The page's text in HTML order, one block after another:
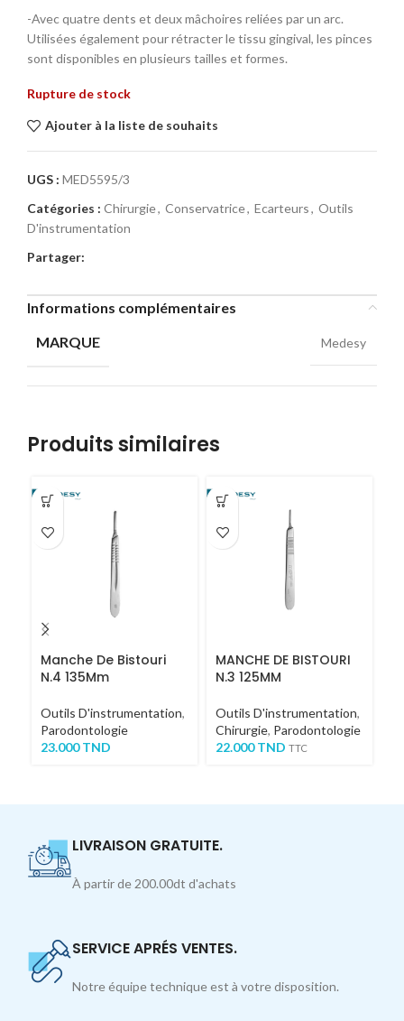
-Avec quatre dents et deux mâchoires reliées par un arc.
Utilisées également pour rétracter le tissu gingival, les pinces
sont disponibles en plusieurs tailles et formes.
Rupture de stock
Ajouter à la liste de souhaits
UGS : MED5595/3
Catégories : Chirurgie, Conservatrice, Ecarteurs, Outils
D'instrumentation
Partager:
Informations complémentaires
MARQUE
Medesy
Produits similaires
Manche De Bistouri
N.4 135Mm
Outils D'instrumentation,
Parodontologie
23.000TND
MANCHE DE BISTOURI
N.3 125MM
Outils D'instrumentation,
Chirurgie, Parodontologie
22.000TND TTC
LIVRAISON GRATUITE.
À partir de 200.00dt d'achats
SERVICE APRÉS VENTES.
Notre équipe technique est à votre disposition.